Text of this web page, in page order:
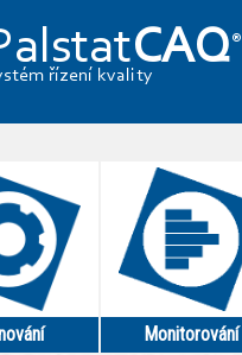
CAQ®
řízení kvality
Monitorování